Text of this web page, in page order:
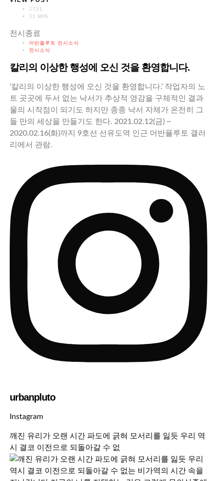
721
1 MIN
전시종료
어반플루토 전시소식
전시소식
칼리의 이상한 행성에 오신 것을 환영합니다.
‘칼리의 이상한 행성에 오신 것을 환영합니다.’ 작업자의 노
트 곳곳에 두서 없는 낙서가 추상적 영감을 구체적인 결과
물의 시작점이 되기도 하지만 종종 낙서 자체가 온전히 그
들 만의 세상을 만들기도 한다. 2021.02.12(금) ~
2020.02.16(화)까지 9호선 선유도역 인근 어반플루토 갤러
리에서 관람.
urbanpluto
Instagram
깨진 유리가 오랜 시간 파도에 긁혀 모서리를 잃듯 우리 역
시 결코 이전으로 되돌아갈 수 없